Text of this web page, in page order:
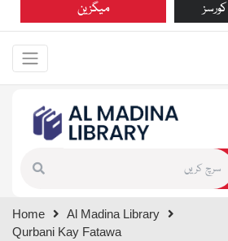
میگزین کورسز
results.
Home
Al Madina Library
Qurbani Kay Fatawa